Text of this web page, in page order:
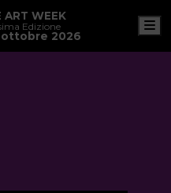
ART WEEK
Edizione
ottobre 2026